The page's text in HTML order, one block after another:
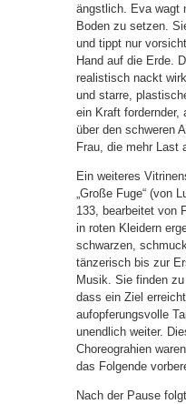
ängstlich. Eva wagt
Boden zu setzen.
und tippt nur
Hand auf die Erde.
realistisch nackt
und starre,
ein Kraft fordernder,
über den schweren
Frau, die mehr Last
Ein weiteres
„Große Fuge“ (von
133, bearbeitet von
in roten Kleidern
schwarzen,
tänzerisch bis zur
Musik. Sie finden
dass ein Ziel
aufopferungsvolle
unendlich weiter.
Choreograhien
das Folgende
Nach der Pause